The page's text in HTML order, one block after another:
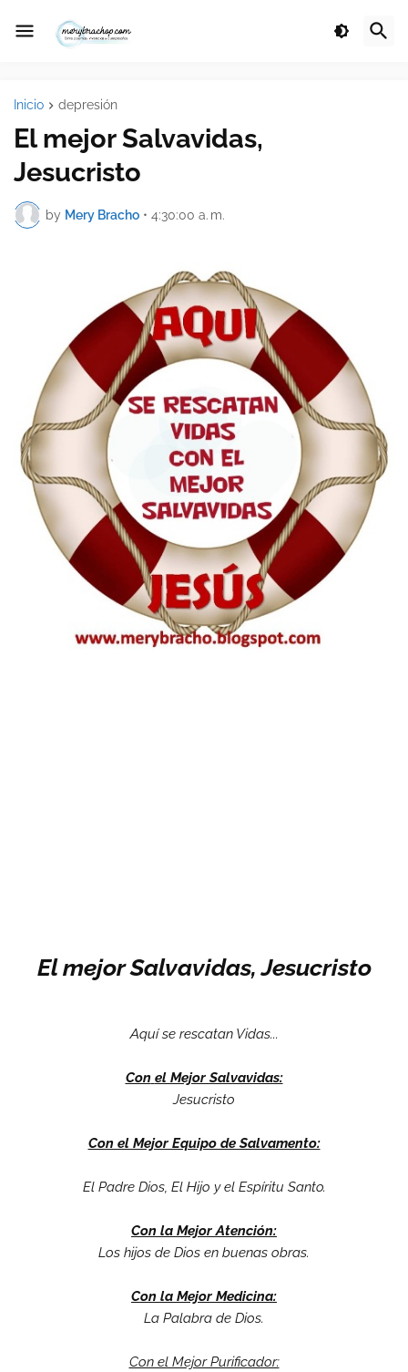
Inicio depresión
El mejor Salvavidas,
Jesucristo
by Mery Bracho • 4:30:00 a. m.
El mejor Salvavidas, Jesucristo
Aquí se rescatan Vidas...
Con el Mejor Salvavidas:
Jesucristo
Con el Mejor Equipo de Salvamento:
El Padre Dios, El Hijo y el Espíritu Santo.
Con la Mejor Atención:
Los hijos de Dios en buenas obras.
Con la Mejor Medicina:
La Palabra de Dios.
Con el Mejor Purificador: